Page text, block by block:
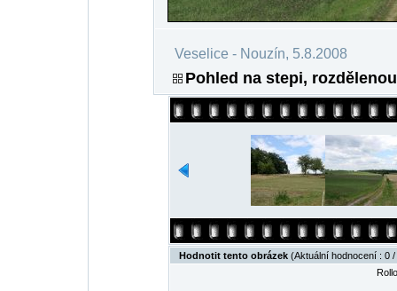
Veselice - Nouzín, 5.8.2008
Pohled na stepi,
Hodnotit tento obrázek (Aktuální hodnocení : 0